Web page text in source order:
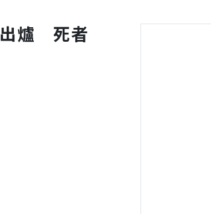
出爐 死者